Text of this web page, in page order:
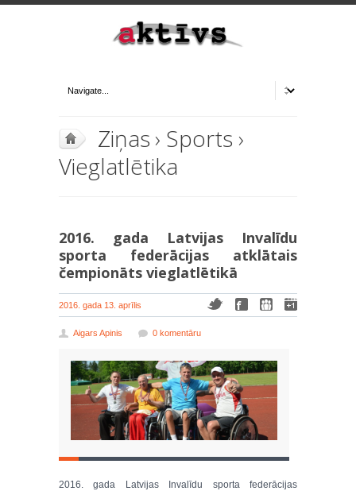
Ziņas› Sports ›
Vieglatlētika
2016. gada Latvijas Invalīdu
sporta federācijas atklātais
čempionāts vieglatlētikā
2016. gada 13. aprīlis
Aigars Apinis 0 komentāru
2016. gada Latvijas Invalīdu sporta federācijas